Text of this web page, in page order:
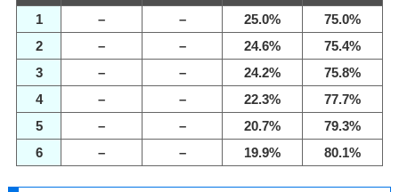
1 – – 25.0%
75.0%
2
– – 24.6%
75.4%
3
– – 24.2%
75.8%
4
– – 22.3%
77.7%
5
– – 20.7%
79.3%
6
– – 19.9% 80.1%